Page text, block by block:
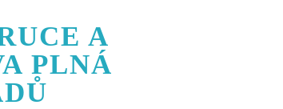
A
PLNÁ